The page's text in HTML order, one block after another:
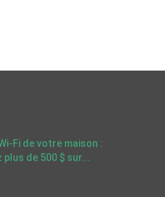
Fi de votre maison :
de 500 $ sur...